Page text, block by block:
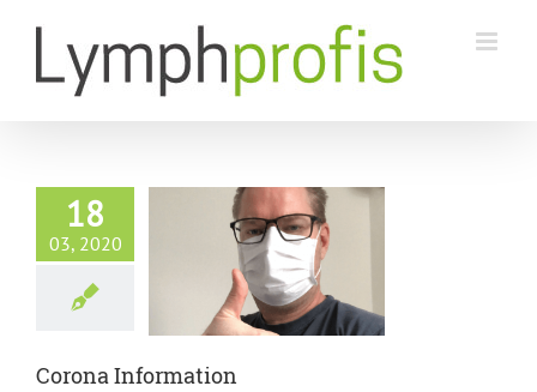
Inhalt
springen
18
03, 2020
Corona Information